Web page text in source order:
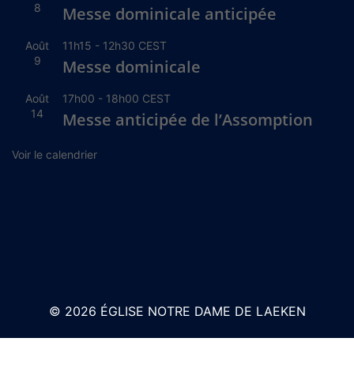
8
Messe dominicale anticipée
Août
9
11h15 - 12h30 CEST
Messe dominicale
Août
14
17h00 - 18h00 CEST
Messe anticipée de l’Assomption
Voir le calendrier
© 2026 ÉGLISE NOTRE DAME DE LAEKEN